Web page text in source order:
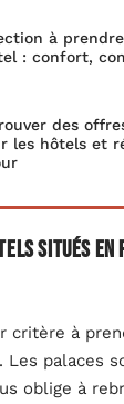
à
: confort,
des
les hôtels et
situés en
critère à
Les palaces
oblige à